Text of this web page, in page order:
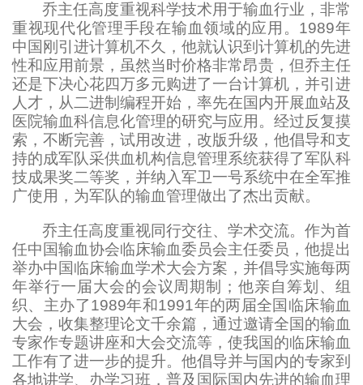
乔主任高度重视科学技术用于输血行业，非常
重视现代化管理手段在输血领域的应用。 1989年
中国刚引进计算机不久，他就认识到计算机的先进
性和应用前景，虽然当时价格非常昂贵，但乔主任
还是下决心花四万多元购进了一台计算机，并引进
人才，从二进制编程开始，率先在国内开展血站及
医院输血科信息化管理的研究与应用。经过反复摸
索，不断完善，试用改进，改版升级，他倡导和支
持的成军队采供血机构信息管理系统获得了军队科
技成果奖二等奖，并纳入军卫一号系统中在全军推
广使用，为军队的输血管理做出了杰出贡献。
乔主任高度重视同行交往、学术交流。作为首
任中国输血协会临床输血委员会主任委员，他提出
举办中国临床输血学术大会方案，并倡导实施每两
年举行一届大会的会议周期制；他亲自筹划、组
织、主办了1989年和1991年的两届全国临床输血
大会，收集整理论文千余篇，通过邀请全国的输血
专家作专题讲座和大会交流等，使我国的临床输血
工作有了进一步的提升。他倡导并与国内的专家到
各地讲学、办学习班，普及国际国内先进的输血理